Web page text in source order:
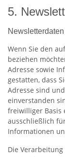
5.
Newsletterdaten
Wenn Sie den
beziehen
Adresse sowie
gestatten, dass
Adresse sind
einverstanden
freiwilliger Basis
ausschließlich
Informationen
Die